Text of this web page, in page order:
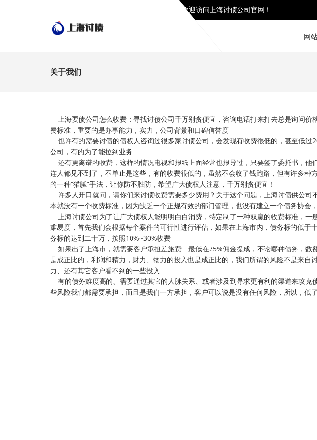
欢迎访问上海讨债公司官网！
网
关于我们
上海要债公司怎么收费：寻找讨债公司千万别贪便宜，咨询电话打来打去总是询问价
费标准，重要的是办事能力，实力，公司背景和口碑信誉度
也许有的需要讨债的债权人咨询过很多家讨债公司，会发现有收费很低的，甚至低过
公司，有的为了能拉到业务
还有更离谱的收费，这样的情况电视和报纸上面经常也报导过，只要签了委托书，他
连人都见不到了，不单止是这些，有的收费很低的，虽然不会收了钱跑路，但有许多种
的一种“猫腻”手法，让你防不胜防，希望广大债权人注意，千万别贪便宜！
许多人开口就问，请你们来讨债收费需要多少费用？关于这个问题，上海讨债供公司
本就没有一个收费标准，因为缺乏一个正规有效的部门管理，也没有建立一个债务协会
上海讨债公司为了让广大债权人能明明白白消费，特定制了一种双赢的收费标准，一
难易度，首先我们会根据每个案件的可行性进行评估，如果在上海市内，债务标的低于
务标的达到二十万，按照10%~30%收费
如果出了上海市，就需要客户承担差旅费，最低在25%佣金提成，不论哪种债务，数
是成正比的，利润和精力，财力、物力的投入也是成正比的，我们所谓的风险不是来自
力、还有其它客户看不到的一些投入
有的债务难度高的、需要通过其它的人脉关系、或者涉及到寻求更有利的渠道来攻克
些风险我们都需要承担，而且是我们一方承担，客户可以说是没有任何风险，所以，低